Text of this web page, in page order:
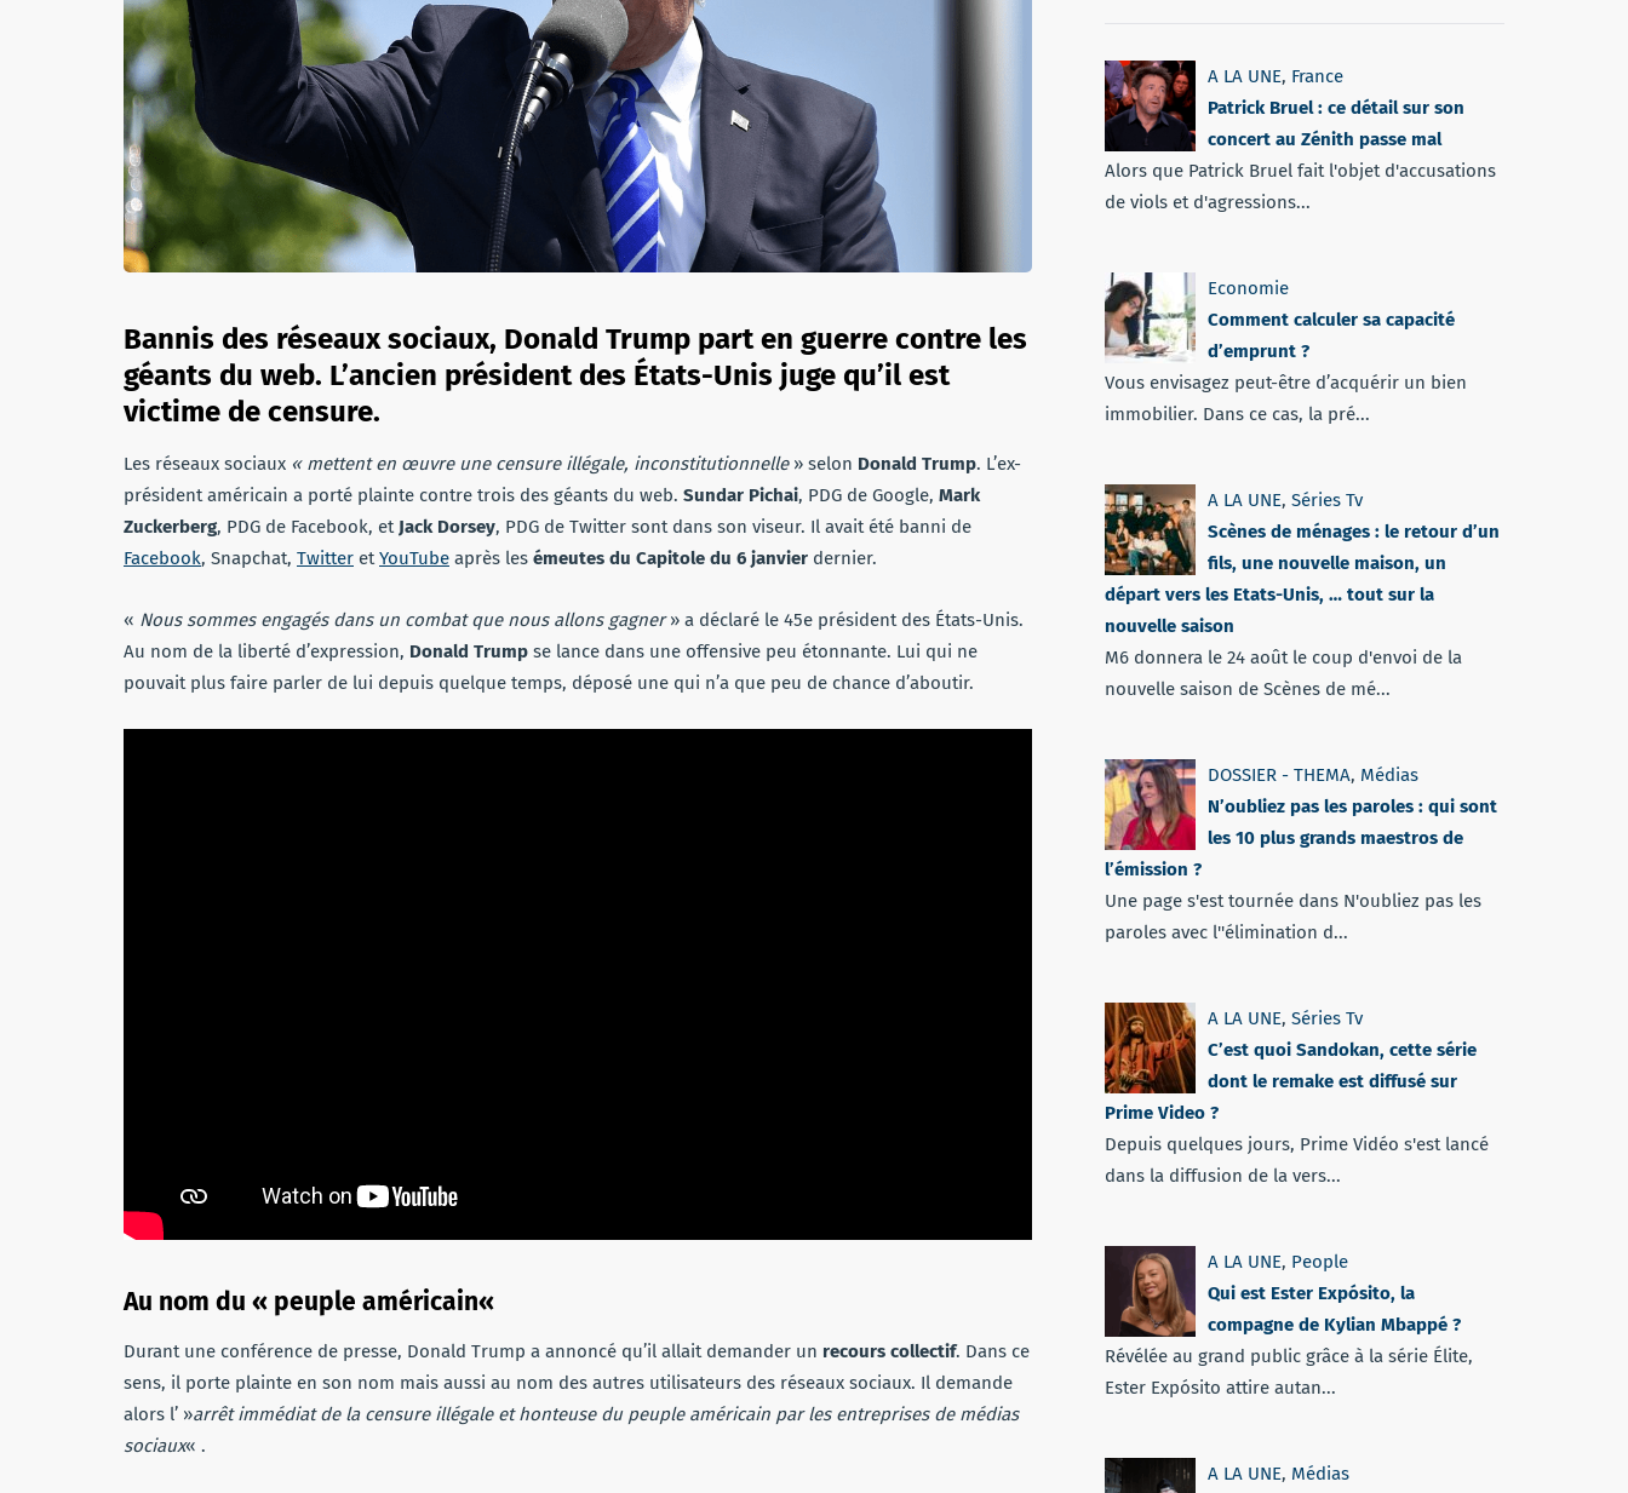
Bannis des réseaux sociaux, Donald Trump part en guerre contre les
géants du web. L’ancien président des États-Unis juge qu’il est
victime de censure.
Les réseaux sociaux « mettent en œuvre une censure illégale, inconstitutionnelle» selon Donald Trump. L’ex-
président américain a porté plainte contre trois des géants du web. Sundar Pichai, PDG de Google, Mark
Zuckerberg, PDG de Facebook, et Jack Dorsey, PDG de Twitter sont dans son viseur. Il avait été banni de
Facebook, Snapchat, Twitter et YouTube après les émeutes du Capitole du 6 janvier dernier.
« Nous sommes engagés dans un combat que nous allons gagner» a déclaré le 45e président des États-Unis.
Au nom de la liberté d’expression, Donald Trump se lance dans une offensive peu étonnante. Lui qui ne
pouvait plus faire parler de lui depuis quelque temps, déposé une qui n’a que peu de chance d’aboutir.
Au nom du « peuple américain«
Durant une conférence de presse, Donald Trump a annoncé qu’il allait demander un recours collectif. Dans ce
sens, il porte plainte en son nom mais aussi au nom des autres utilisateurs des réseaux sociaux. Il demande
alors l’ »arrêt immédiat de la censure illégale et honteuse du peuple américain par les entreprises de médias
sociaux« .
A LA UNE, France
Patrick Bruel : ce détail sur son
concert au Zénith passe mal
Alors que Patrick Bruel fait l'objet d'accusations
de viols et d'agressions...
Economie
Comment calculer sa capacité
d’emprunt ?
Vous envisagez peut-être d’acquérir un bien
immobilier. Dans ce cas, la pré...
A LA UNE, Séries Tv
Scènes de ménages : le retour d’un
fils, une nouvelle maison, un
départ vers les Etats-Unis, … tout sur la
nouvelle saison
M6 donnera le 24 août le coup d'envoi de la
nouvelle saison de Scènes de mé...
DOSSIER - THEMA, Médias
N’oubliez pas les paroles : qui sont
les 10 plus grands maestros de
l’émission ?
Une page s'est tournée dans N'oubliez pas les
paroles avec l''élimination d...
A LA UNE, Séries Tv
C’est quoi Sandokan, cette série
dont le remake est diffusé sur
Prime Video ?
Depuis quelques jours, Prime Vidéo s'est lancé
dans la diffusion de la vers...
A LA UNE, People
Qui est Ester Expósito, la
compagne de Kylian Mbappé ?
Révélée au grand public grâce à la série Élite,
Ester Expósito attire autan...
A LA UNE, Médias